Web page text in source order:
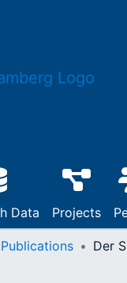
Data Projects
Publications